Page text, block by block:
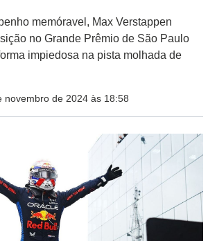
memóravel, Max Verstappen
no Grande Prêmio de São Paulo
impiedosa na pista molhada de
novembro de 2024 às 18:58